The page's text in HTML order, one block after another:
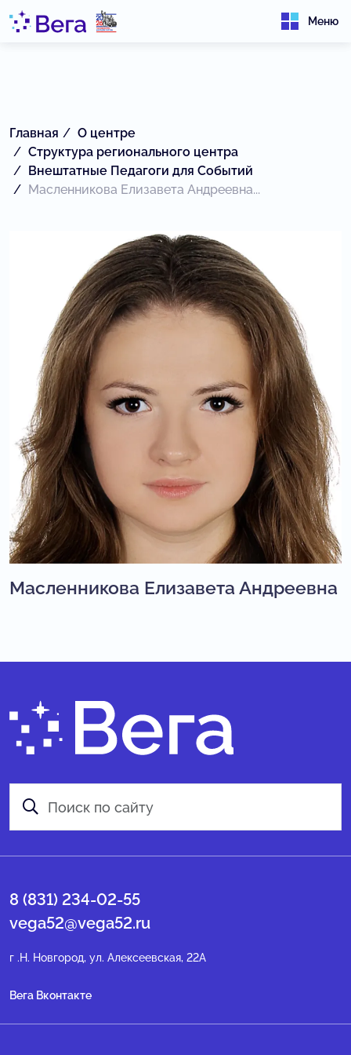
Меню
Главная
О центре
Структура регионального центра
Внештатные Педагоги для Событий
Масленникова Елизавета Андреевна...
Масленникова Елизавета Андреевна
8 (831) 234-02-55
vega52@vega52.ru
г .Н. Новгород, ул. Алексеевская, 22А
Вега Вконтакте